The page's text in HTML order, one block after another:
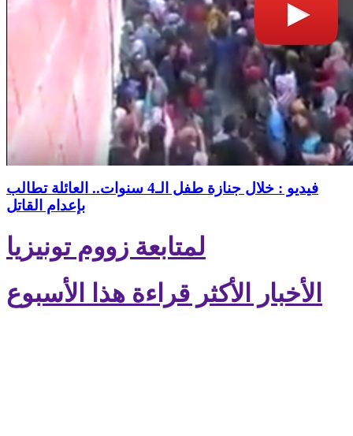
فيديو : خلال جنازة طفل الـ4 سنوات.. العائلة تطالب
بإعدام القاتل
لمتابعة زووم تونيزيا
الأخبار الأكثر قراءة هذا الأسبوع